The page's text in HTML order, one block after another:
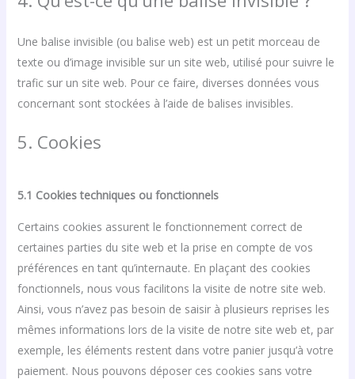
Une balise invisible (ou balise web) est un petit morceau de
texte ou d’image invisible sur un site web, utilisé pour suivre le
trafic sur un site web. Pour ce faire, diverses données vous
concernant sont stockées à l’aide de balises invisibles.
5. Cookies
5.1 Cookies techniques ou fonctionnels
Certains cookies assurent le fonctionnement correct de
certaines parties du site web et la prise en compte de vos
préférences en tant qu’internaute. En plaçant des cookies
fonctionnels, nous vous facilitons la visite de notre site web.
Ainsi, vous n’avez pas besoin de saisir à plusieurs reprises les
mêmes informations lors de la visite de notre site web et, par
exemple, les éléments restent dans votre panier jusqu’à votre
paiement. Nous pouvons déposer ces cookies sans votre